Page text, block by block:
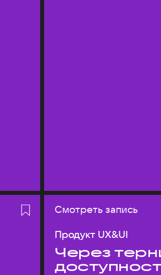
Смотреть запись
Продукт UX&UI
Через